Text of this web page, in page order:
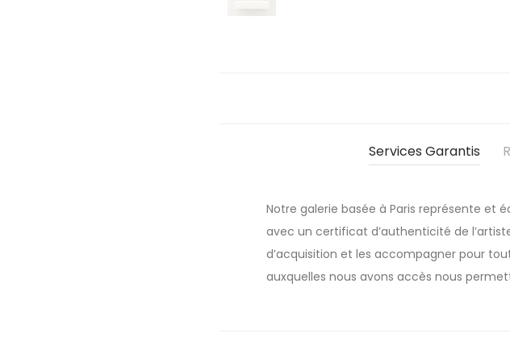
Services Garantis
Notre galerie basée à Paris représente et
avec un certificat d’authenticité de
d’acquisition et les accompagner pour
auxquelles nous avons accès nous